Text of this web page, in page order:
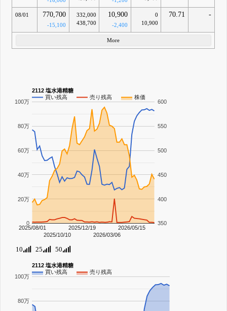
08/01 770,700
-15,100
332,000
438,700
10,900
-2,400
0
10,900
70.71 -
More
2112 塩水港精糖
買い残高
売り残高 株価
2025/08/01
2025/10/10
2025/12/19
2026/03/06
2026/05/15
0
20万
40万
60万
80万
100万
350
400
450
500
550
600
10 25 50
2112 塩水港精糖
買い残高
売り残高
80万
100万